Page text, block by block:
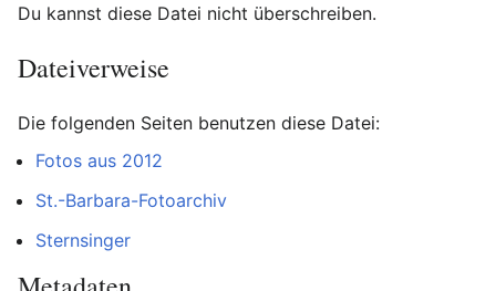
Du kannst diese Datei nicht überschreiben.
Dateiverweise
Die folgenden Seiten benutzen diese Datei:
Fotos aus 2012
St.-Barbara-Fotoarchiv
Sternsinger